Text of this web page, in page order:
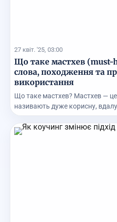
27 квіт. '25, 03:00
Що таке мастхев (must-
слова, походження та
використання
Що таке мастхев? Мастхев —
називають дуже корисну,